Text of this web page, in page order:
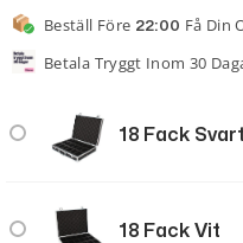
Beställ Före 22:00 Få Din
Betala Tryggt Inom 30
18 Fack Svart
18 Fack Vit